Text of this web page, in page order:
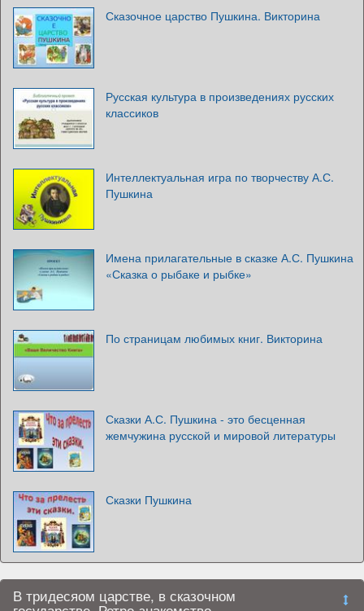
Сказочное царство Пушкина. Викторина
Русская культура в произведениях русских
классиков
Интеллектуальная игра по творчеству А.С.
Пушкина
Имена прилагательные в сказке А.С. Пушкина
«Сказка о рыбаке и рыбке»
По страницам любимых книг. Викторина
Сказки А.С. Пушкина - это бесценная
жемчужина русской и мировой литературы
Сказки Пушкина
В тридесяом царстве, в сказочном